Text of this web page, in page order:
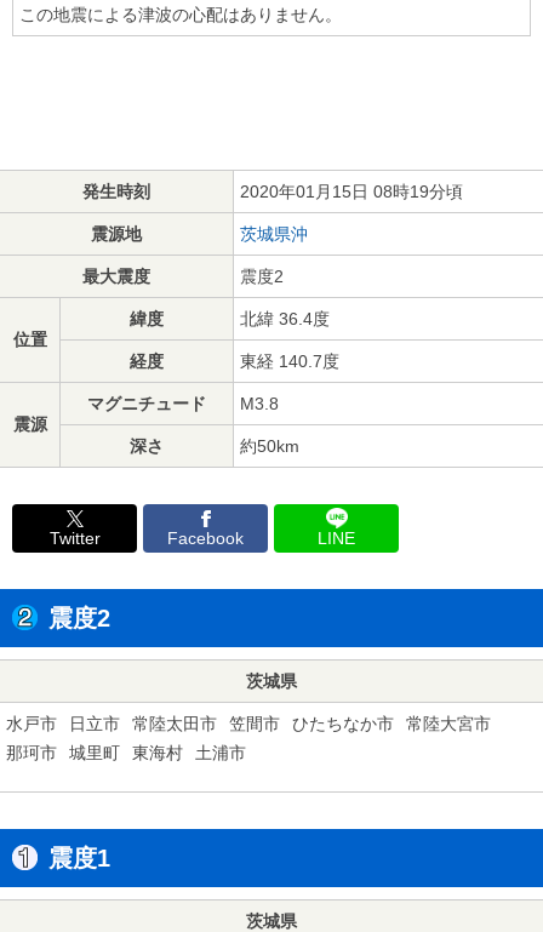
この地震による津波の心配はありません。
発生時刻 2020年01月15日 08時19分頃
震源地 茨城県沖
最大震度 震度2
位置
緯度 北緯 36.4度
経度 東経 140.7度
震源
マグニチュード M3.8
深さ 約50km
Twitter Facebook LINE
震度2
茨城県
水戸市 日立市 常陸太田市 笠間市 ひたちなか市
常陸大宮市
那珂市
城里町 東海村 土浦市
震度1
茨城県